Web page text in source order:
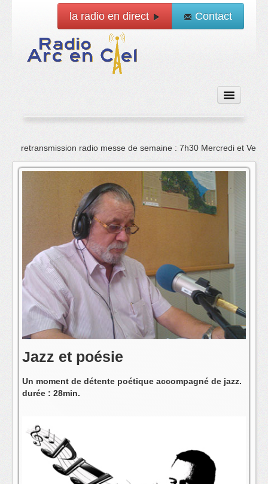
la radio en direct Contact
Accueil
Emissions
La radio
L'équipe
retransmission radio messe de semaine : 7h30 Mercredi et
Jazz et poésie
Un moment de détente poétique accompagné de jazz.
durée : 28min.